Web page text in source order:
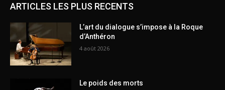
ARTICLES LES PLUS RECENTS
L’art du dialogue s’impose à la Roque
d’Anthéron
4 août 2026
Le poids des morts